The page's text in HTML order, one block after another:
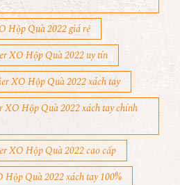
Hộp Quà 2022 giá rẻ
XO Hộp Quà 2022 uy tín
XO Hộp Quà 2022 xách tay
Hộp Quà 2022 xách tay chính
XO Hộp Quà 2022 cao cấp
Quà 2022 xách tay 100%